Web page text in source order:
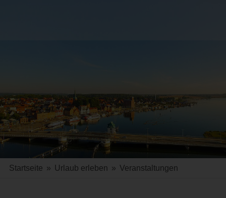
Startseite » Urlaub erleben » Veranstaltungen